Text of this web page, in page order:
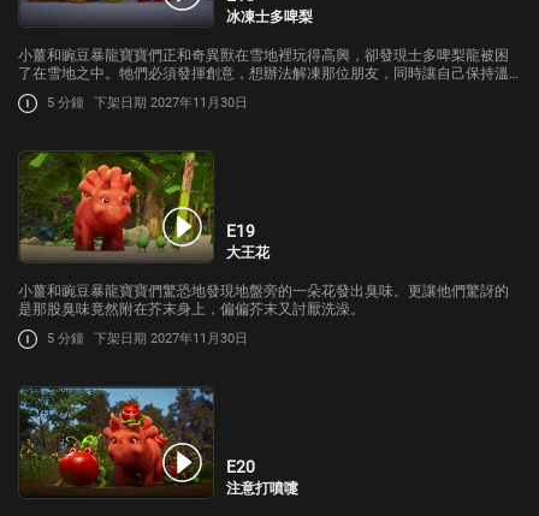
冰凍士多啤梨
小薑和豌豆暴龍寶寶們正和奇異獸在雪地裡玩得高興，卻發現士多啤梨龍被困
了在雪地之中。牠們必須發揮創意，想辦法解凍那位朋友，同時讓自己保持溫
暖。
5 分鐘 下架日期 2027年11月30日
E19
大王花
小薑和豌豆暴龍寶寶們驚恐地發現地盤旁的一朵花發出臭味。更讓他們驚訝的
是那股臭味竟然附在芥末身上，偏偏芥末又討厭洗澡。
5 分鐘 下架日期 2027年11月30日
E20
注意打噴嚏